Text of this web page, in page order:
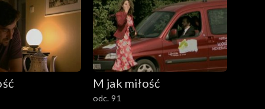
M jak miłość
odc. 91